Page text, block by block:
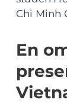
Chi Minh
En